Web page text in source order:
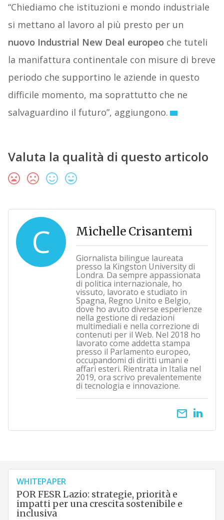
“Chiediamo che istituzioni e mondo industriale
si mettano al lavoro al più presto per un
nuovo Industrial New Deal europeo che tuteli
la manifattura continentale con misure di breve
periodo che supportino le aziende in questo
difficile momento, ma soprattutto che ne
salvaguardino il futuro”, aggiungono.
Valuta la qualità di questo articolo
C Michelle Crisantemi
Giornalista bilingue laureata
presso la Kingston University di
Londra. Da sempre appassionata
di politica internazionale, ho
vissuto, lavorato e studiato in
Spagna, Regno Unito e Belgio,
dove ho avuto diverse esperienze
nella gestione di redazioni
multimediali e nella correzione di
contenuti per il Web. Nel 2018 ho
lavorato come addetta stampa
presso il Parlamento europeo,
occupandomi di diritti umani e
affari esteri. Rientrata in Italia nel
2019, ora scrivo prevalentemente
di tecnologia e innovazione.
email
WHITEPAPER
POR FESR Lazio: strategie, priorità e
impatti per una crescita sostenibile e
inclusiva